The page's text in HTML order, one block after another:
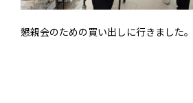
懇親会のための買い出しに行きました。